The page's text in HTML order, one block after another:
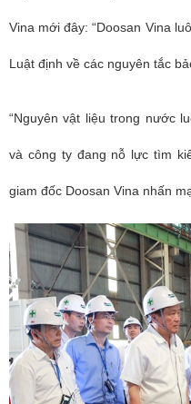
Vina mới đây: “Doosan Vina
Luật định về các nguyên tắc
“Nguyên vật liệu trong nước
và công ty đang nỗ lực tìm
giam đốc Doosan Vina nhấn